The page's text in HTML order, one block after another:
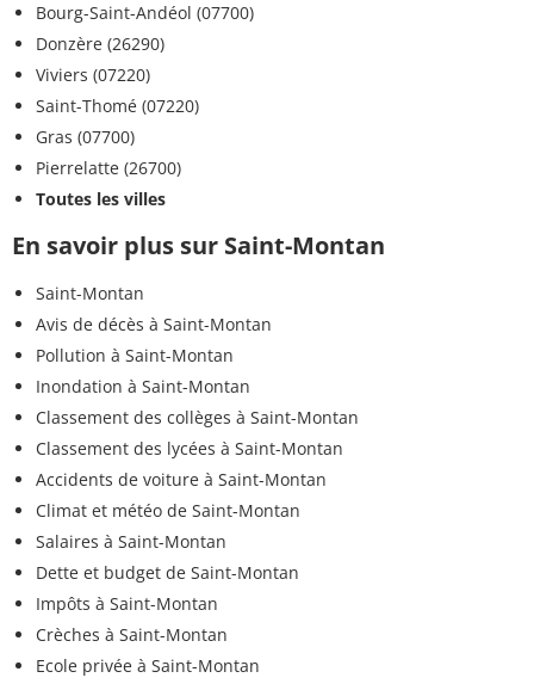
Bourg-Saint-Andéol (07700)
Donzère (26290)
Viviers (07220)
Saint-Thomé (07220)
Gras (07700)
Pierrelatte (26700)
Toutes les villes
En savoir plus sur Saint-Montan
Saint-Montan
Avis de décès à Saint-Montan
Pollution à Saint-Montan
Inondation à Saint-Montan
Classement des collèges à Saint-Montan
Classement des lycées à Saint-Montan
Accidents de voiture à Saint-Montan
Climat et météo de Saint-Montan
Salaires à Saint-Montan
Dette et budget de Saint-Montan
Impôts à Saint-Montan
Crèches à Saint-Montan
Ecole privée à Saint-Montan